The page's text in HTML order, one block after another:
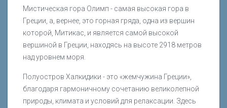
Мистическая гора Олимп - самая высокая гора в
Греции, а, вернее, это горная гряда, одна из вершин
которой, Митикас, и является самой высокой
вершиной в Греции, находясь на высоте 2918 метров
над уровнем моря.
Полуостров Халкидики - это «жемчужина Греции»,
благодаря гармоничному сочетанию великолепной
природы, климата и условий для релаксации. Здесь